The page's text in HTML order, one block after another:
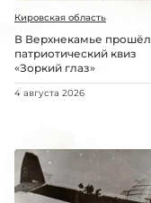
Кировская область
В Верхнекамье прошёл
патриотический квиз
«Зоркий глаз»
4 августа 2026